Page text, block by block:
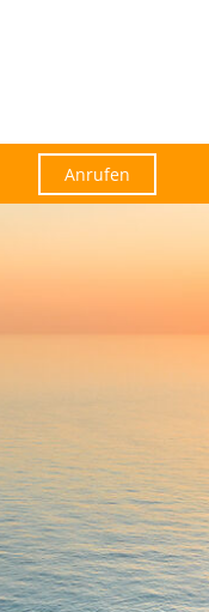
Anrufen